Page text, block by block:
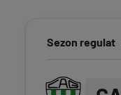
Sezon regulat